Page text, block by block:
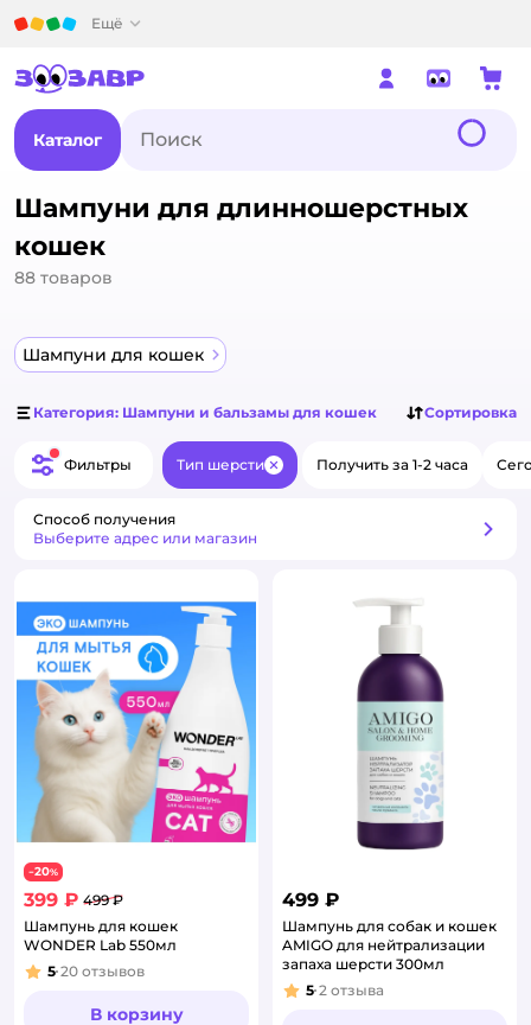
Ещё
Каталог
Шампуни для длинношерстных
кошек
88 товаров
Шампуни для кошек
Категория: Шампуни и бальзамы для кошек Сортировка
Фильтры Тип шерсти ЗакрытьПолучить за 1-2 часа
Способ получения
Выберите адрес или магазин
−20%
399 ₽ 499 ₽
Шампунь для кошек
WONDER Lab 550мл
Рейтинг:
5 20 отзывов
В корзину
499 ₽
Шампунь для собак и кошек
AMIGO для нейтрализации
запаха шерсти 300мл
Рейтинг:
5 2 отзыва